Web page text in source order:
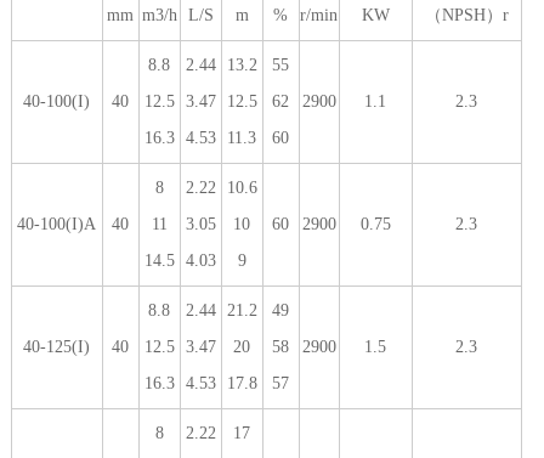
mm m3/h L/S m % r/min KW （NPSH）r
40-100(I) 40
8.8
12.5
16.3
2.44
3.47
4.53
13.2
12.5
11.3
55
62
60
2900 1.1 2.3
40-100(I)A 40
8
11
14.5
2.22
3.05
4.03
10.6
10
9
60 2900 0.75 2.3
40-125(I) 40
8.8
12.5
16.3
2.44
3.47
4.53
21.2
20
17.8
49
58
57
2900 1.5 2.3
8
2.22
17